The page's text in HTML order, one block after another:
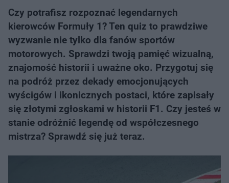
Czy potrafisz rozpoznać legendarnych
kierowców Formuły 1? Ten quiz to prawdziwe
wyzwanie nie tylko dla fanów sportów
motorowych. Sprawdzi twoją pamięć wizualną,
znajomość historii i uważne oko. Przygotuj się
na podróż przez dekady emocjonujących
wyścigów i ikonicznych postaci, które zapisały
się złotymi zgłoskami w historii F1. Czy jesteś w
stanie odróżnić legendę od współczesnego
mistrza? Sprawdź się już teraz.